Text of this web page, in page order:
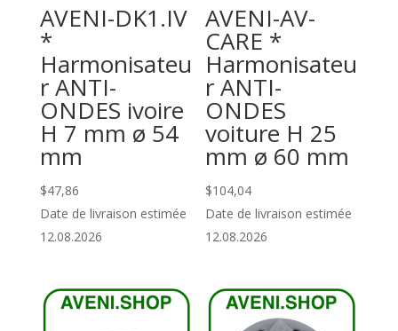
AVENI-DK1.IV
*
Harmonisateu
r ANTI-
ONDES ivoire
H 7 mm ø 54
mm
$47,86
Date de livraison estimée
12.08.2026
AVENI-AV-
CARE *
Harmonisateu
r ANTI-
ONDES
voiture H 25
mm ø 60 mm
$104,04
Date de livraison estimée
12.08.2026